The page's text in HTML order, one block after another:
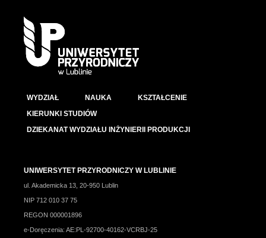
WYDZIAŁ NAUKA
KSZTAŁCENIE
KIERUNKI STUDIÓW
DZIEKANAT WYDZIAŁU INŻYNIERII PRODUKCJI
UNIWERSYTET PRZYRODNICZY W LUBLINIE
ul. Akademicka 13, 20-950 Lublin
NIP 712 010 37 75
REGON 000001896
e-Doręczenia: AE:PL-92700-40162-VCRBJ-25